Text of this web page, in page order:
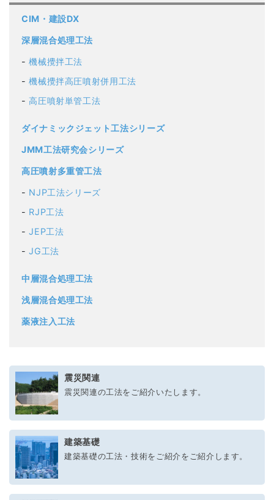
CIM・建設DX
深層混合処理工法
機械攪拌工法
機械攪拌高圧噴射併用工法
高圧噴射単管工法
ダイナミックジェット工法シリーズ
JMM工法研究会シリーズ
高圧噴射多重管工法
NJP工法シリーズ
RJP工法
JEP工法
JG工法
中層混合処理工法
浅層混合処理工法
薬液注入工法
震災関連
震災関連の工法をご紹介いたします。
建築基礎
建築基礎の工法・技術をご紹介をご紹介します。